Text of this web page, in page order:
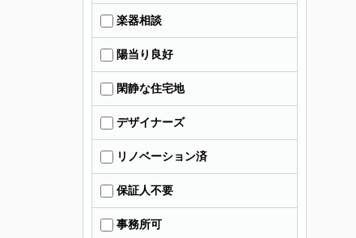
楽器相談
陽当り良好
閑静な住宅地
デザイナーズ
リノベーション済
保証人不要
事務所可